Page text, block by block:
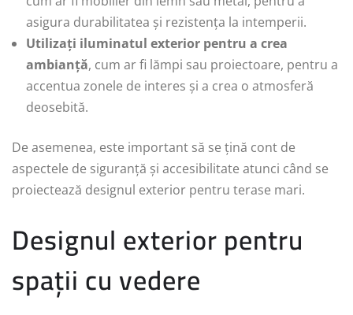
asigura durabilitatea și rezistența la intemperii.
Utilizați iluminatul exterior pentru a crea
ambianță, cum ar fi lămpi sau proiectoare, pentru a
accentua zonele de interes și a crea o atmosferă
deosebită.
De asemenea, este important să se țină cont de
aspectele de siguranță și accesibilitate atunci când se
proiectează designul exterior pentru terase mari.
Designul exterior pentru
spații cu vedere